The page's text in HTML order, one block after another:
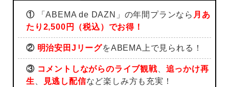
①「ABEMA de DAZN」の年間プランなら 月あ
たり2,500円（税込）でお得！
② 明治安田JリーグをABEMA上で見られる！
③ コメントしながらのライブ観戦、 追っかけ再
生
見逃し配信など楽しみ方も充実！